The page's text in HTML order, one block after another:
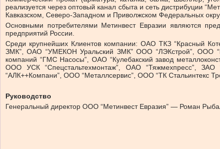
реализуется через оптовый канал сбыта и сеть дистрибуции
Кавказском, Северо-Западном и Приволжском Федеральных
Основными потребителями Метинвест Евразии являются
предприятий России.
Среди крупнейших Клиентов компании: ОАО ТКЗ “Красный
ЗМК”, ОАО “УМЕКОН Уральский ЗМК” ООО “ЛЭКстрой”, ООО
компаний “ГМС Насосы”, ОАО “Кулебакский завод
ООО УСК “Спецстальтехмонтаж”, ОАО “Тяжмехпресс”,
“АЛК++Компани”, ООО “Металлсервис”, ООО “ТК Стальинтекс
Руководство
Генеральный директор ООО “Метинвест Евразия” — Роман